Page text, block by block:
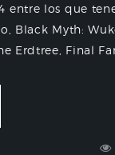
entre los que
Black Myth:
Erdtree, Final